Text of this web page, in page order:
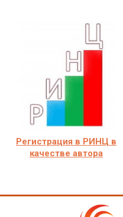
Регистрация в РИНЦ в
качестве автора